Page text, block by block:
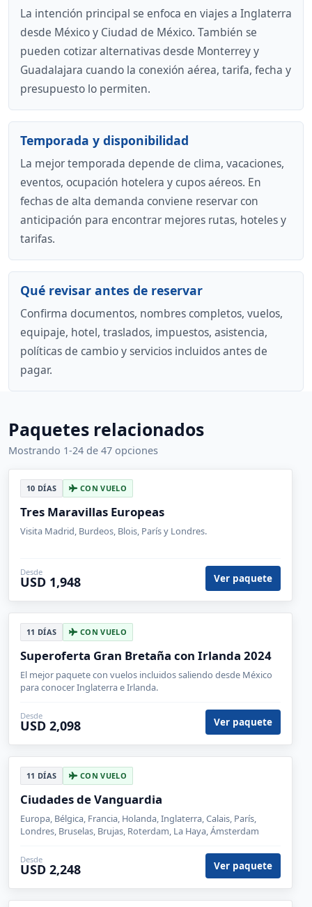
La intención principal se enfoca en viajes a Inglaterra
desde México y Ciudad de México. También se
pueden cotizar alternativas desde Monterrey y
Guadalajara cuando la conexión aérea, tarifa, fecha y
presupuesto lo permiten.
Temporada y disponibilidad
La mejor temporada depende de clima, vacaciones,
eventos, ocupación hotelera y cupos aéreos. En
fechas de alta demanda conviene reservar con
anticipación para encontrar mejores rutas, hoteles y
tarifas.
Qué revisar antes de reservar
Confirma documentos, nombres completos, vuelos,
equipaje, hotel, traslados, impuestos, asistencia,
políticas de cambio y servicios incluidos antes de
pagar.
Paquetes relacionados
Mostrando 1-24 de 47 opciones
Visita Madrid, Burdeos, Blois, París y Londres.
USD 1,948 Ver paquete
11 DÍAS
Superoferta Gran Bretaña con Irlanda 2024
El mejor paquete con vuelos incluidos saliendo desde México
para conocer Inglaterra e Irlanda.
Desde
USD 2,098